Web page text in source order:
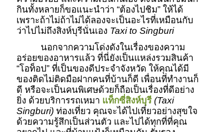
กินทั้งหลายก็ขอแนะนำว่า “ต้องไปชิม” ให้ได้
เพราะถ้าไม่ถ้าไม่ได้ลองจะเป็นอะไรที่เหมือนกับ
ว่าไปไม่ถึงสิงห์บุรีนั่นเอง Taxi to Singburi
นอกจากความโด่งดังในเรื่องของความ
อร่อยของอาหารแล้ว ที่นี่ยังเป็นแหล่งรวมสินค้า
“โอท็อป” ที่เป็นของดีประจำจังหวัด ให้คุณได้มี
ของติดไม่ติดมือฝากคนที่บ้านก็ดี เพื่อนที่ทำงานก็
ดี หรือจะเป็นคนพิเศษด้วยก็ถือเป็นเรื่องที่ดีอย่าง
ยิ่ง ด้วยบริการรถเหมา แท็กซี่สิงห์บุรี(Taxi
Singburi)ท่องเที่ยว คุณจะได้ไปเที่ยวอย่างสุขใจ
ด้วยความรู้สึกเป็นส่วนตัว และไปได้ทุกที่ที่คุณ